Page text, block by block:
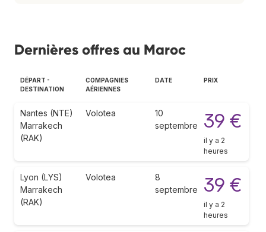
Dernières offres au Maroc
DÉPART -
DESTINATION
COMPAGNIES
AÉRIENNES
DATE PRIX
Nantes (NTE)
Marrakech
(RAK)
Volotea
10
septembre
39 €
il y a 2
heures
Lyon (LYS)
Marrakech
(RAK)
Volotea
8
septembre
39 €
il y a 2
heures